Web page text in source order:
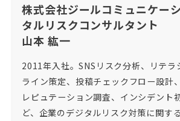
株式会社ジールコミュニケー
タルリスクコンサルタント
山本 紘一
2011年入社。SNSリスク分析、リテラ
ライン策定、投稿チェックフロー設計
レピュテーション調査、インシデント
ど、企業のデジタルリスク対策に関す